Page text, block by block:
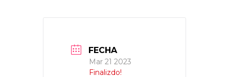
FECHA
Mar 21 2023
Finalizdo!